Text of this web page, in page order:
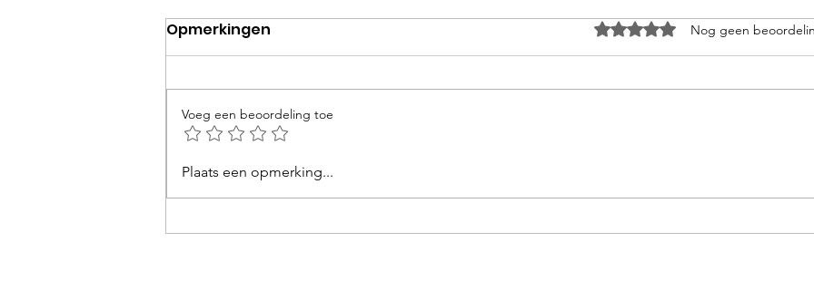
Hoera! De looprolwagens
zijn er!
plattelandsbeleving
Opmerkingen Beoordeeld met 0 uit 5
Nog geen
Voeg een beoordeling toe
Plaats een opmerking...